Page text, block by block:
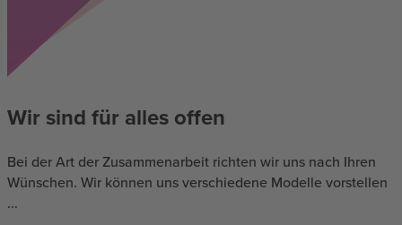
Wir sind für alles offen
Bei der Art der Zusammenarbeit richten wir uns nach Ihren
Wünschen. Wir können uns verschiedene Modelle vorstellen
...